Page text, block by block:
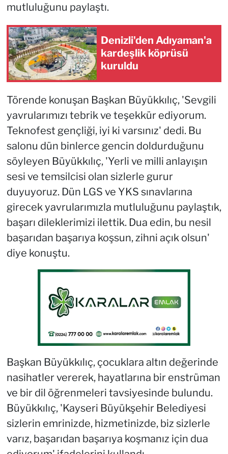
mutluluğunu paylaştı.
Denizli'den Adıyaman'a
kardeşlik köprüsü
kuruldu
Törende konuşan Başkan Büyükkılıç, 'Sevgili
yavrularımızı tebrik ve teşekkür ediyorum.
Teknofest gençliği, iyi ki varsınız' dedi. Bu
salonu dün binlerce gencin doldurduğunu
söyleyen Büyükkılıç, 'Yerli ve milli anlayışın
sesi ve temsilcisi olan sizlerle gurur
duyuyoruz. Dün LGS ve YKS sınavlarına
girecek yavrularımızla mutluluğunu paylaştık,
başarı dileklerimizi ilettik. Dua edin, bu nesil
başarıdan başarıya koşsun, zihni açık olsun'
diye konuştu.
Başkan Büyükkılıç, çocuklara altın değerinde
nasihatler vererek, hayatlarına bir enstrüman
ve bir dil öğrenmeleri tavsiyesinde bulundu.
Büyükkılıç, 'Kayseri Büyükşehir Belediyesi
sizlerin emrinizde, hizmetinizde, biz sizlerle
varız, başarıdan başarıya koşmanız için dua